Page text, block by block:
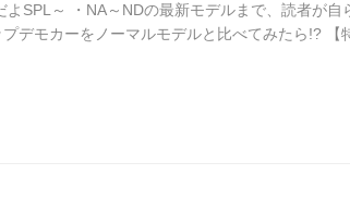
よSPL～ ・NA～NDの最新モデルまで、読者が
デモカーをノーマルモデルと比べてみたら!? 【
周年を迎えた節目の...